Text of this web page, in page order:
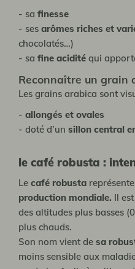
- sa finesse
- ses arômes riches et
chocolatés…)
- sa fine acidité qui
Reconnaître un grain
Les grains arabica sont
- allongés et ovales
- doté d’un sillon central
le café robusta :
Le café robusta
production mondiale. Il
des altitudes plus basses
plus chauds.
Son nom vient de sa
moins sensible aux